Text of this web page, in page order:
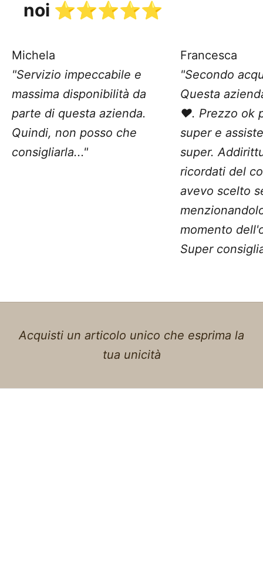
noi ⭐️⭐️⭐️⭐️⭐️
Michela
"Servizio impeccabile e
massima disponibilità da
parte di questa azienda.
Quindi, non posso che
consigliarla..."
Francesca
"Secondo
Questa
❤️. Prezzo ok
super e
super.
ricordati del
avevo scelto
momento
Super
Acquisti un articolo unico che esprima la
tua unicità